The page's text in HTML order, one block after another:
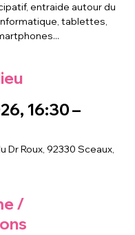
entraide autour du
tablettes,
16:30 –
Dr Roux, 92330 Sceaux,
/